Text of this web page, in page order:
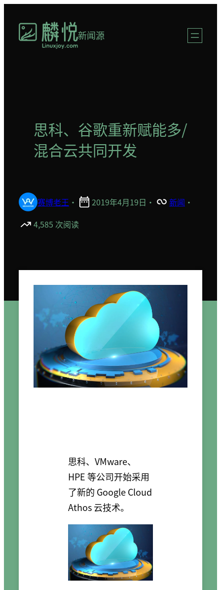
新闻源
思科、谷歌重新赋能多/
混合云共同开发
赛博老王 · 2019年4月19日 · 新闻 ·
4,585 次阅读
思科、VMware、
HPE 等公司开始采用
了新的 Google Cloud
Athos 云技术。